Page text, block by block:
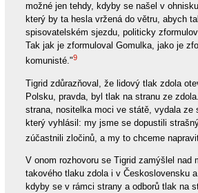
možné jen tehdy, kdyby se našel v
který by ta hesla vržená do větru, abych
spisovatelském sjezdu, politicky
Tak jak je zformuloval Gomulka, jako je
komunisté."9
Tigrid zdůrazňoval, že lidový tlak zdola
Polsku, pravda, byl tlak na stranu ze
strana, nositelka moci ve státě, vydala ze
který vyhlásil: my jsme se dopustili
zúčastnili zločinů, a my to chceme
V onom rozhovoru se Tigrid zamýšlel nad
takového tlaku zdola i v Československu
kdyby se v rámci strany a odborů tlak na